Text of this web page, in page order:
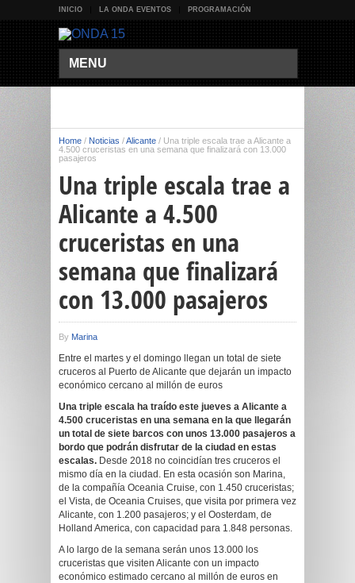
INICIO LA ONDA EVENTOS PROGRAMACIÓN
MENU
Home / Noticias /Alicante / Una triple escala trae a Alicante a
4.500 cruceristas en una semana que finalizará con 13.000
pasajeros
Una triple escala trae a
Alicante a 4.500
cruceristas en una
semana que finalizará
con 13.000 pasajeros
By Marina
Entre el martes y el domingo llegan un total de siete
cruceros al Puerto de Alicante que dejarán un impacto
económico cercano al millón de euros
Una triple escala ha traído este jueves a Alicante a
4.500 cruceristas en una semana en la que llegarán
un total de siete barcos con unos 13.000 pasajeros a
bordo que podrán disfrutar de la ciudad en estas
escalas. Desde 2018 no coincidían tres cruceros el
mismo día en la ciudad. En esta ocasión son Marina,
de la compañía Oceania Cruise, con 1.450 cruceristas;
el Vista, de Oceania Cruises, que visita por primera vez
Alicante, con 1.200 pasajeros; y el Oosterdam, de
Holland America, con capacidad para 1.848 personas.
A lo largo de la semana serán unos 13.000 los
cruceristas que visiten Alicante con un impacto
económico estimado cercano al millón de euros en